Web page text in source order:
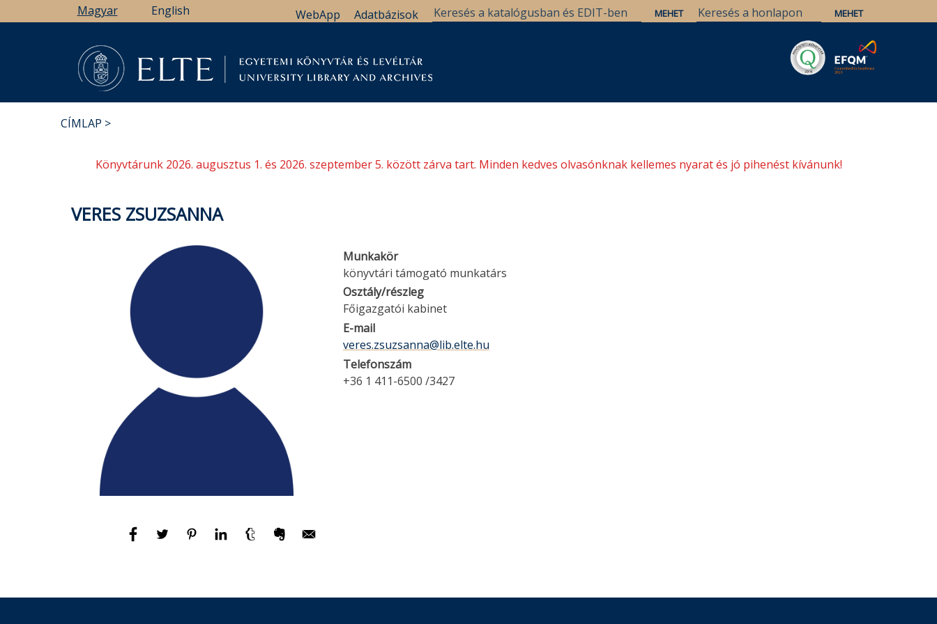
a
Magyar English Adatbázisok
WebApp
Könyvtár Kutatástámogatás Levéltár Támogatás Savaria Örökség ELTE Könyvtárak
CÍMLAP
Könyvtárunk 2026. augusztus 1. és 2026. szeptember 5. között zárva tart. Minden kedves olvasónknak kellemes nyarat és jó pihenést kívánunk!
VERES ZSUZSANNA
Munkakör
könyvtári támogató munkatárs
Osztály/részleg
Főigazgatói kabinet
E-mail
veres.zsuzsanna@lib.elte.hu
Telefonszám
+36 1 411-6500 /3427